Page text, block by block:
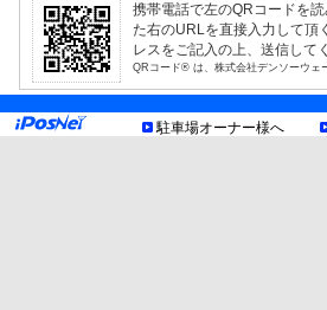
制限事項
高 2.00m まで
幅 1.90m まで
長 5.00m まで
重量 2.00t まで
最低地上高15cm
お知らせ
携帯電話で左のQRコードを
た右のURLを直接入力して頂
レスをご記入の上、送信して
QRコード® は、株式会社デンソーウェ
駐車場オーナー様へ